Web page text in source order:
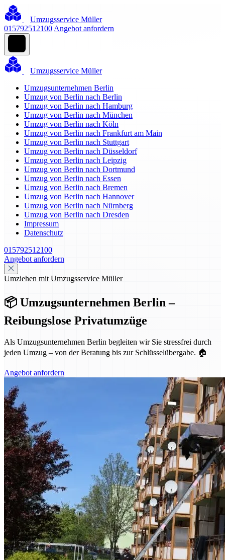
Umzugsservice Müller
015792512100 Angebot anfordern
Umzugsservice Müller
Umzugsunternehmen Berlin
Umzug von Berlin nach Berlin
Umzug von Berlin nach Hamburg
Umzug von Berlin nach München
Umzug von Berlin nach Köln
Umzug von Berlin nach Frankfurt am Main
Umzug von Berlin nach Stuttgart
Umzug von Berlin nach Düsseldorf
Umzug von Berlin nach Leipzig
Umzug von Berlin nach Dortmund
Umzug von Berlin nach Essen
Umzug von Berlin nach Bremen
Umzug von Berlin nach Hannover
Umzug von Berlin nach Nürnberg
Umzug von Berlin nach Dresden
Impressum
Datenschutz
015792512100
Angebot anfordern
Umziehen mit Umzugsservice Müller
📦 Umzugsunternehmen Berlin –
Reibungslose Privatumzüge
Als Umzugsunternehmen Berlin begleiten wir Sie stressfrei durch
jeden Umzug – von der Beratung bis zur Schlüsselübergabe. 🏠
Angebot anfordern